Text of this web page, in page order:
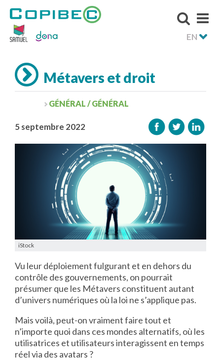
EN
Métavers et droit
GÉNÉRAL / GÉNÉRAL
5 septembre 2022
iStock
Vu leur déploiement fulgurant et en dehors du
contrôle des gouvernements, on pourrait
présumer que les Métavers constituent autant
d’univers numériques où la loi ne s’applique pas.
Mais voilà, peut-on vraiment faire tout et
n’importe quoi dans ces mondes alternatifs, où les
utilisatrices et utilisateurs interagissent en temps
réel via des avatars ?